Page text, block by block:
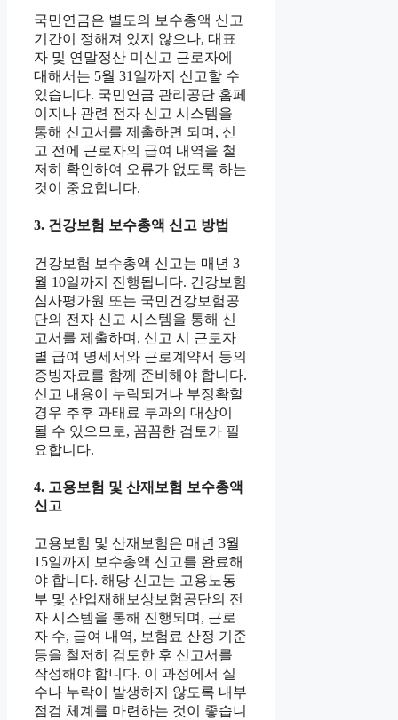
국민연금은 별도의 보수총액 신고
기간이 정해져 있지 않으나, 대표
자 및 연말정산 미신고 근로자에
대해서는 5월 31일까지 신고할 수
있습니다. 국민연금 관리공단 홈페
이지나 관련 전자 신고 시스템을
통해 신고서를 제출하면 되며, 신
고 전에 근로자의 급여 내역을 철
저히 확인하여 오류가 없도록 하는
것이 중요합니다.
3. 건강보험 보수총액 신고 방법
건강보험 보수총액 신고는 매년 3
월 10일까지 진행됩니다. 건강보험
심사평가원 또는 국민건강보험공
단의 전자 신고 시스템을 통해 신
고서를 제출하며, 신고 시 근로자
별 급여 명세서와 근로계약서 등의
증빙자료를 함께 준비해야 합니다.
신고 내용이 누락되거나 부정확할
경우 추후 과태료 부과의 대상이
될 수 있으므로, 꼼꼼한 검토가 필
요합니다.
4. 고용보험 및 산재보험 보수총액
신고
고용보험 및 산재보험은 매년 3월
15일까지 보수총액 신고를 완료해
야 합니다. 해당 신고는 고용노동
부 및 산업재해보상보험공단의 전
자 시스템을 통해 진행되며, 근로
자 수, 급여 내역, 보험료 산정 기준
등을 철저히 검토한 후 신고서를
작성해야 합니다. 이 과정에서 실
수나 누락이 발생하지 않도록 내부
점검 체계를 마련하는 것이 좋습니